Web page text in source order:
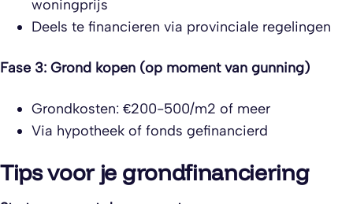
woningprijs
Deels te financieren via provinciale regelingen
Fase 3: Grond kopen (op moment van gunning)
Grondkosten: €200-500/m2 of meer
Via hypotheek of fonds gefinancierd
Tips voor je grondfinanciering